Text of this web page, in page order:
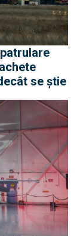
se știe